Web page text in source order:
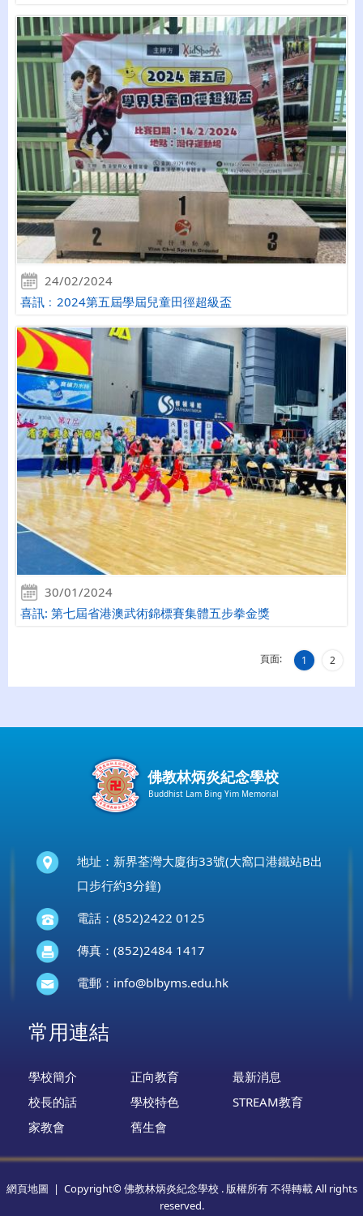
24/02/2024
喜訊﹕2024第五屆學屆兒童田徑超級盃
30/01/2024
喜訊: 第七屆省港澳武術錦標賽集體五步拳金獎
頁面: 1 2
佛教林炳炎紀念學校
Buddhist Lam Bing Yim Memorial
地址：新界荃灣大廈街33號(大窩口港鐵站B出
口步行約3分鐘)
電話：(852)2422 0125
傳真：(852)2484 1417
電郵： info@blbyms.edu.hk
常用連結
學校簡介 正向教育
最新消息
校長的話
學校特色
STREAM教育
家教會
舊生會
網頁地圖 | Copyright© 佛教林炳炎紀念學校 . 版權所有 不得轉載 All rights
reserved.